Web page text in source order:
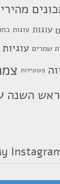
עוגות עוגות
שמרים עוגיות
פשטידות
ראש השנה